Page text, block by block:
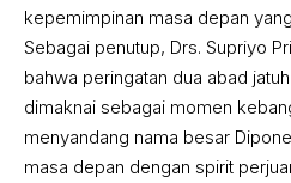
kepemimpinan masa depan
Sebagai penutup, Drs. Supriyo
bahwa peringatan dua abad
dimaknai sebagai momen
menyandang nama besar
masa depan dengan spirit